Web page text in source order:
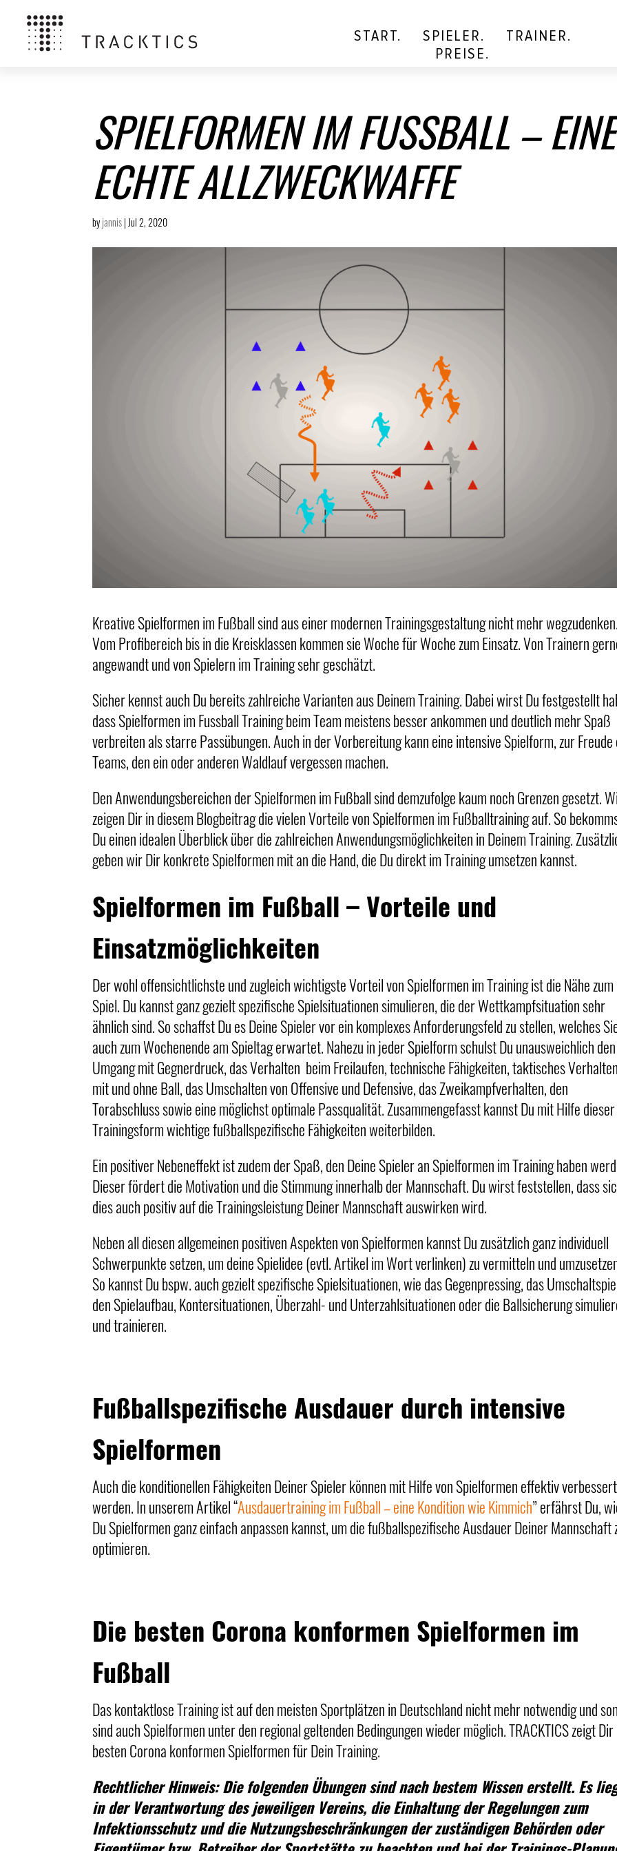
START. SPIELER.
TRAINER.
PREISE.
SPIELFORMEN IM FUSSBALL – EINE
ECHTE ALLZWECKWAFFE
byjannis| Jul 2, 2020
Kreative Spielformen im Fußball sind aus einer modernen Trainingsgestaltung nicht mehr wegzudenken.
Vom Profibereich bis in die Kreisklassen kommen sie Woche für Woche zum Einsatz. Von Trainern
angewandt und von Spielern im Training sehr geschätzt.
Sicher kennst auch Du bereits zahlreiche Varianten aus Deinem Training. Dabei wirst Du festgestellt
dass Spielformen im Fussball Training beim Team meistens besser ankommen und deutlich mehr Spaß
verbreiten als starre Passübungen. Auch in der Vorbereitung kann eine intensive Spielform, zur Freude
Teams, den ein oder anderen Waldlauf vergessen machen.
Den Anwendungsbereichen der Spielformen im Fußball sind demzufolge kaum noch Grenzen gesetzt.
zeigen Dir in diesem Blogbeitrag die vielen Vorteile von Spielformen im Fußballtraining auf. So
Du einen idealen Überblick über die zahlreichen Anwendungsmöglichkeiten in Deinem Training.
geben wir Dir konkrete Spielformen mit an die Hand, die Du direkt im Training umsetzen kannst.
Spielformen im Fußball – Vorteile und
Einsatzmöglichkeiten
Der wohl offensichtlichste und zugleich wichtigste Vorteil von Spielformen im Training ist die Nähe zum
Spiel. Du kannst ganz gezielt spezifische Spielsituationen simulieren, die der Wettkampfsituation sehr
ähnlich sind. So schaffst Du es Deine Spieler vor ein komplexes Anforderungsfeld zu stellen, welches
auch zum Wochenende am Spieltag erwartet. Nahezu in jeder Spielform schulst Du unausweichlich den
Umgang mit Gegnerdruck, das Verhalten beim Freilaufen, technische Fähigkeiten, taktisches Verhalten
mit und ohne Ball, das Umschalten von Offensive und Defensive, das Zweikampfverhalten, den
Torabschluss sowie eine möglichst optimale Passqualität. Zusammengefasst kannst Du mit Hilfe dieser
Trainingsform wichtige fußballspezifische Fähigkeiten weiterbilden.
Ein positiver Nebeneffekt ist zudem der Spaß, den Deine Spieler an Spielformen im Training haben
Dieser fördert die Motivation und die Stimmung innerhalb der Mannschaft. Du wirst feststellen, dass
dies auch positiv auf die Trainingsleistung Deiner Mannschaft auswirken wird.
Neben all diesen allgemeinen positiven Aspekten von Spielformen kannst Du zusätzlich ganz individuell
Schwerpunkte setzen, um deine Spielidee (evtl. Artikel im Wort verlinken) zu vermitteln und
So kannst Du bspw. auch gezielt spezifische Spielsituationen, wie das Gegenpressing, das
den Spielaufbau, Kontersituationen, Überzahl- und Unterzahlsituationen oder die Ballsicherung
und trainieren.
Fußballspezifische Ausdauer durch intensive
Spielformen
Auch die konditionellen Fähigkeiten Deiner Spieler können mit Hilfe von Spielformen effektiv verbessert
werden. In unserem Artikel “Ausdauertraining im Fußball – eine Kondition wie Kimmich” erfährst Du,
Du Spielformen ganz einfach anpassen kannst, um die fußballspezifische Ausdauer Deiner Mannschaft
optimieren.
Die besten Corona konformen Spielformen im
Fußball
Das kontaktlose Training ist auf den meisten Sportplätzen in Deutschland nicht mehr notwendig und
sind auch Spielformen unter den regional geltenden Bedingungen wieder möglich. TRACKTICS zeigt Dir
besten Corona konformen Spielformen für Dein Training.
Rechtlicher Hinweis: Die folgenden Übungen sind nach bestem Wissen erstellt. Es
in der Verantwortung des jeweiligen Vereins, die Einhaltung der Regelungen zum
Infektionsschutz und die Nutzungsbeschränkungen der zuständigen Behörden oder